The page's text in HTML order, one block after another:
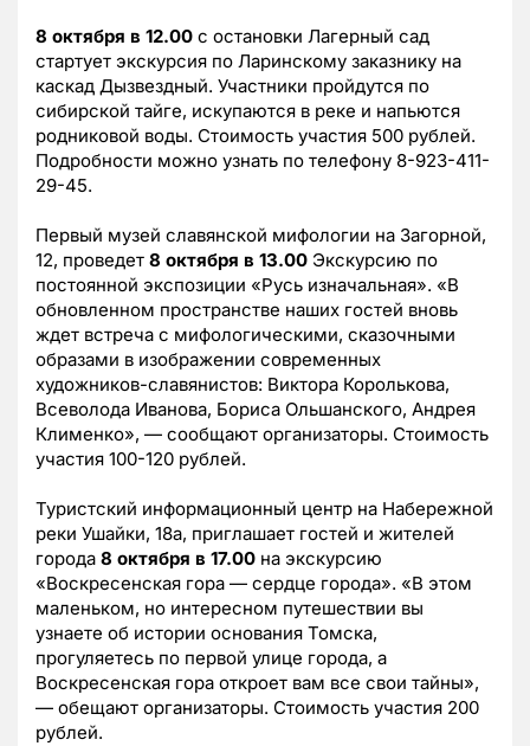
8 октября в 12.00 с остановки Лагерный сад
стартует экскурсия по Ларинскому заказнику на
каскад Дызвездный. Участники пройдутся по
сибирской тайге, искупаются в реке и напьются
родниковой воды. Стоимость участия 500 рублей.
Подробности можно узнать по телефону 8-923-411-
29-45.
Первый музей славянской мифологии на Загорной,
12, проведет 8 октября в 13.00 Экскурсию по
постоянной экспозиции «Русь изначальная». «В
обновленном пространстве наших гостей вновь
ждет встреча с мифологическими, сказочными
образами в изображении современных
художников-славянистов: Виктора Королькова,
Всеволода Иванова, Бориса Ольшанского, Андрея
Клименко», — сообщают организаторы. Стоимость
участия 100-120 рублей.
Туристский информационный центр на Набережной
реки Ушайки, 18а, приглашает гостей и жителей
города 8 октября в 17.00 на экскурсию
«Воскресенская гора — сердце города». «В этом
маленьком, но интересном путешествии вы
узнаете об истории основания Томска,
прогуляетесь по первой улице города, а
Воскресенская гора откроет вам все свои тайны»,
— обещают организаторы. Стоимость участия 200
рублей.